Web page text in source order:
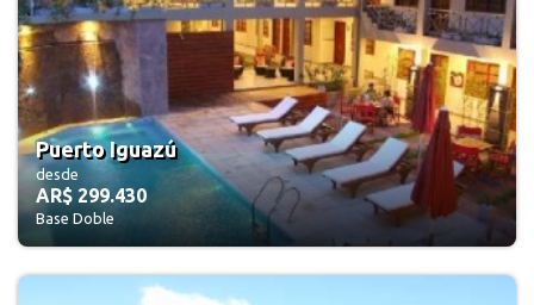
Puerto Iguazú
desde
AR$ 299.430
Base Doble